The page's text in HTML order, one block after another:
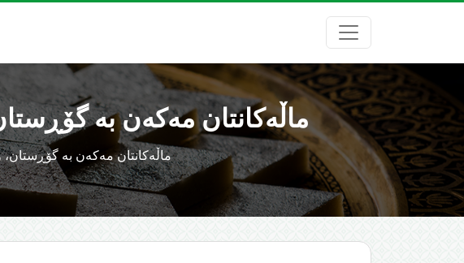
ماڵەکانتان مەکەن بە
ماڵەکانتان مەکەن بە